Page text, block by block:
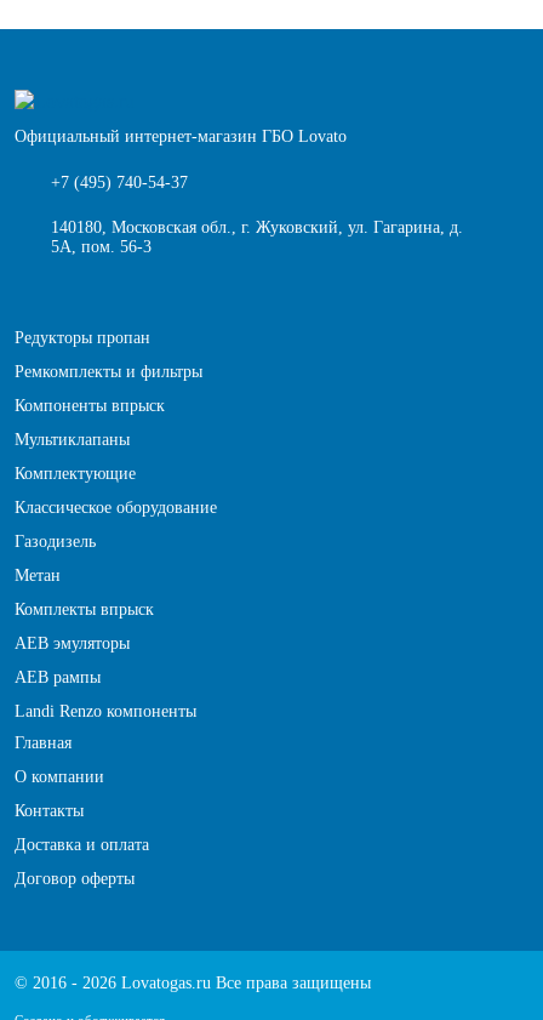
Официальный интернет-магазин ГБО Lovato
+7 (495) 740-54-37
140180, Московская обл., г. Жуковский, ул. Гагарина, д.
5А, пом. 56-3
Редукторы пропан
Ремкомплекты и фильтры
Компоненты впрыск
Мультиклапаны
Комплектующие
Классическое оборудование
Газодизель
Метан
Комплекты впрыск
АЕВ эмуляторы
АЕВ рампы
Landi Renzo компоненты
Главная
О компании
Контакты
Доставка и оплата
Договор оферты
© 2016 - 2026 Lovatogas.ru Все права защищены